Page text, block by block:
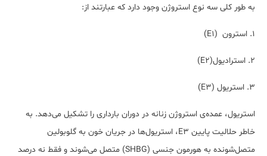
به طور کلی سه نوع استروژن وجود دارد که عبارتند از:
۱. استرون (E1)
۲. استرادیول(E2)
۳. استریول (E3)
استریول، عمده‌ی استروژن زنانه در دوران بارداری را تشکیل می‌دهد. به
خاطر حلالیت پایین E3، استریول‌ها در جریان خون به گلوبولین
متصل‌شونده به هورمون جنسی (SHBG) متصل می‌شوند و فقط نه درصد